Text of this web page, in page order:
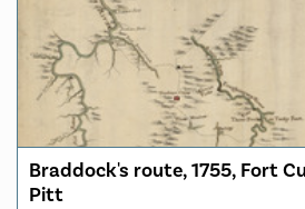
Braddock's route, 1755, Fort
Pitt